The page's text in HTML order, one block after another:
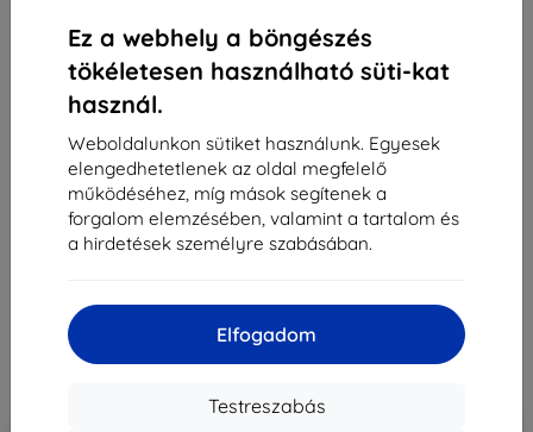
Ez a webhely a böngészés
tökéletesen használható süti-kat
használ.
Weboldalunkon sütiket használunk. Egyesek
elengedhetetlenek az oldal megfelelő
működéséhez, míg mások segítenek a
forgalom elemzésében, valamint a tartalom és
a hirdetések személyre szabásában.
Elfogadom
Testreszabás
Tok Case Samsung EF-ZG985CL S20 + G985 sky
blue Clear View Cover (EF-ZG985CLEGEU)
Alkalmas: Samsung Galaxy S20+
17 989 Ft
16 191 Ft